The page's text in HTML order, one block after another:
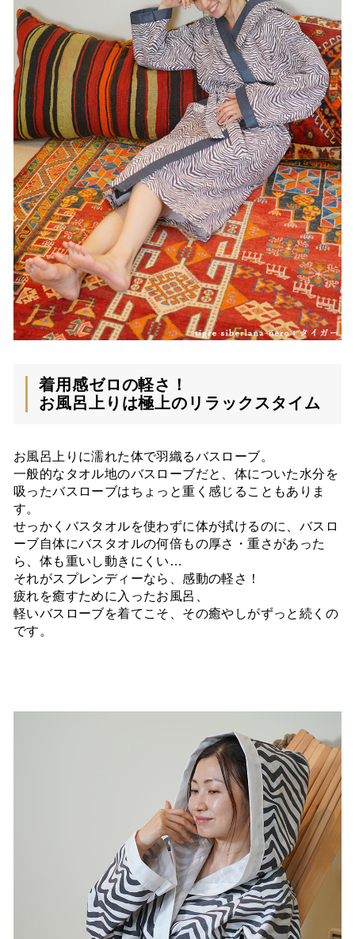
着用感ゼロの軽さ！
お風呂上りは極上のリラックスタイム
お風呂上りに濡れた体で羽織るバスローブ。
一般的なタオル地のバスローブだと、体についた水分を
吸ったバスローブはちょっと重く感じることもありま
す。
せっかくバスタオルを使わずに体が拭けるのに、バスロ
ーブ自体にバスタオルの何倍もの厚さ・重さがあった
ら、体も重いし動きにくい…
それがスプレンディーなら、感動の軽さ！
疲れを癒すために入ったお風呂、
軽いバスローブを着てこそ、その癒やしがずっと続くの
です。